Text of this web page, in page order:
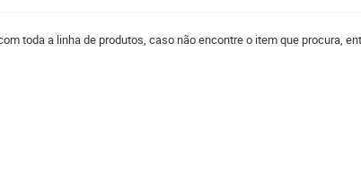
toda a linha de produtos, caso não encontre o item que procura,